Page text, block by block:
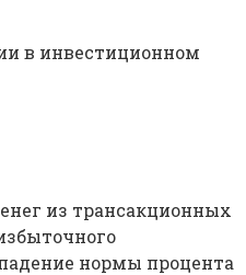
в инвестиционном
из трансакционных
нормы процента